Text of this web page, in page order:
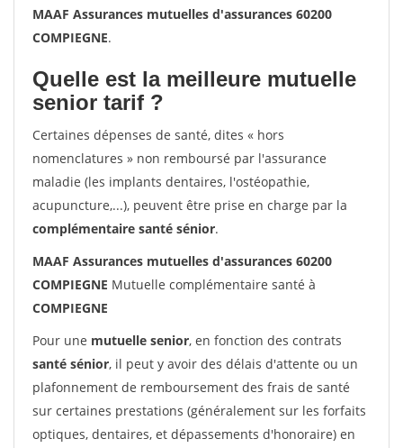
MAAF Assurances mutuelles d'assurances 60200
COMPIEGNE.
Quelle est la meilleure mutuelle
senior tarif ?
Certaines dépenses de santé, dites « hors
nomenclatures » non remboursé par l'assurance
maladie (les implants dentaires, l'ostéopathie,
acupuncture,...), peuvent être prise en charge par la
complémentaire santé sénior.
MAAF Assurances mutuelles d'assurances 60200
COMPIEGNE Mutuelle complémentaire santé à
COMPIEGNE
Pour une mutuelle senior, en fonction des contrats
santé sénior, il peut y avoir des délais d'attente ou un
plafonnement de remboursement des frais de santé
sur certaines prestations (généralement sur les forfaits
optiques, dentaires, et dépassements d'honoraire) en